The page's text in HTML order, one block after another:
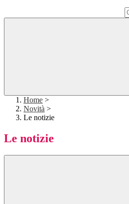
Home >
Novità >
Le notizie
Le notizie